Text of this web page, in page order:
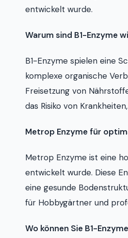
entwickelt wurde.
Warum sind B1-Enzyme
B1-Enzyme spielen eine
komplexe organische
Freisetzung von
das Risiko von
Metrop Enzyme für
Metrop Enzyme ist eine
entwickelt wurde. Diese
eine gesunde
für Hobbygärtner und
Wo können Sie B1-